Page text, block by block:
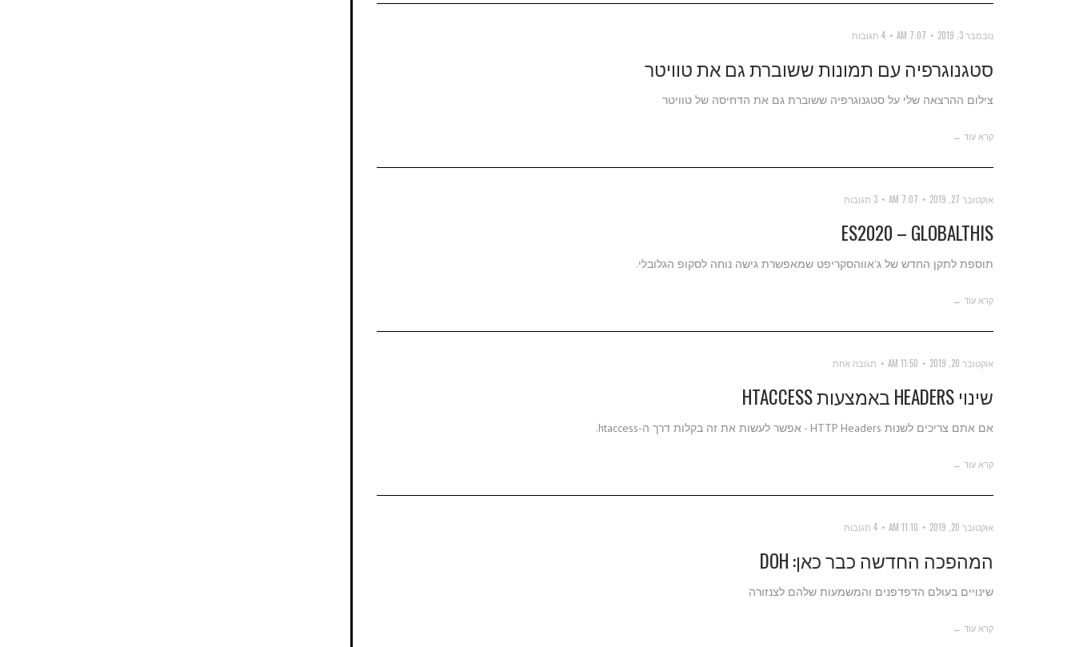
נובמבר 3, 2019 7:07 AM 4 תגובות
סטגנוגרפיה עם תמונות ששוברת גם את טוויטר
צילום ההרצאה שלי על סטגנוגרפיה ששוברת גם את הדחיסה של טוויטר
קרא עוד ←
אוקטובר 27, 2019 7:07 AM 3 תגובות
ES2020 – GLOBALTHIS
תוספת לתקן החדש של ג'אווהסקריפט שמאפשרת גישה נוחה לסקופ הגלובלי.
קרא עוד ←
אוקטובר 20, 2019 11:50 AM תגובה אחת
שינוי HEADERS באמצעות HTACCESS
אם אתם צריכים לשנות HTTP Headers - אפשר לעשות את זה בקלות דרך ה-htaccess.
קרא עוד ←
אוקטובר 20, 2019 11:10 AM 4 תגובות
המהפכה החדשה כבר כאן: DOH
שינויים בעולם הדפדפנים והמשמעות שלהם לצנזורה
קרא עוד ←